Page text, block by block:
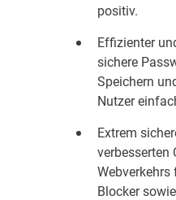
positiv.
Effizienter
sichere
Speichern
Nutzer
Extrem
verbesserten
Webverkehrs
Blocker